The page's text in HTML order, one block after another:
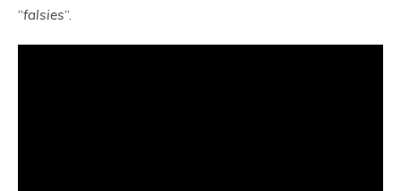
“falsies“.